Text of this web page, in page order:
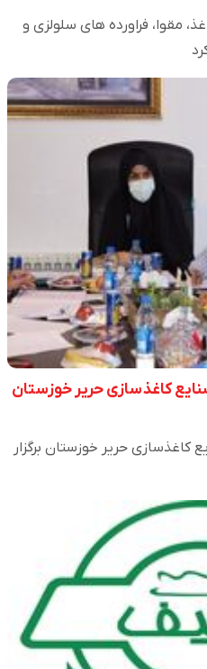
مقوا، فراورده های سلولزی و
کاغذسازی حریر خوزستان
حریر خوزستان برگزار